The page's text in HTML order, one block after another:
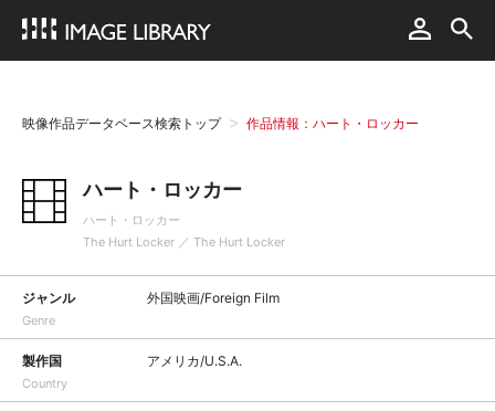
映像作品データベース検索トップ 作品情報：ハート・ロッカー
ハート・ロッカー
ハート・ロッカー
The Hurt Locker ／ The Hurt Locker
ジャンル
Genre
外国映画/Foreign Film
製作国
Country
アメリカ/U.S.A.